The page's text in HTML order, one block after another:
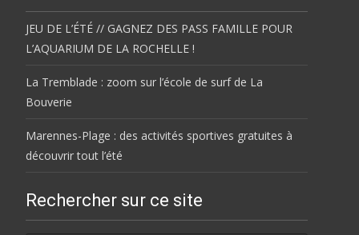
JEU DE L’ÉTÉ // GAGNEZ DES PASS FAMILLE POUR
L’AQUARIUM DE LA ROCHELLE !
La Tremblade : zoom sur l’école de surf de La
Bouverie
Marennes-Plage : des activités sportives gratuites à
découvrir tout l’été
Rechercher sur ce site